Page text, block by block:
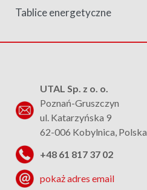
Tablice energetyczne
UTAL Sp. z o. o.
Poznań-Gruszczyn
ul. Katarzyńska 9
62-006 Kobylnica, Polska
+48 61 817 37 02
pokaż adres email